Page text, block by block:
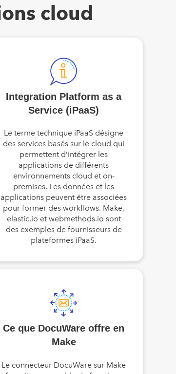
cloud
Integration Platform as a
Service (iPaaS)
Le terme technique iPaaS désigne
des services basés sur le cloud qui
permettent d’intégrer les
applications de différents
environnements cloud et on-
premises. Les données et les
applications peuvent être associées
pour former des workflows. Make,
elastic.io et webmethods.io sont
des exemples de fournisseurs de
plateformes iPaaS.
Ce que DocuWare offre en
Make
Le connecteur DocuWare sur Make